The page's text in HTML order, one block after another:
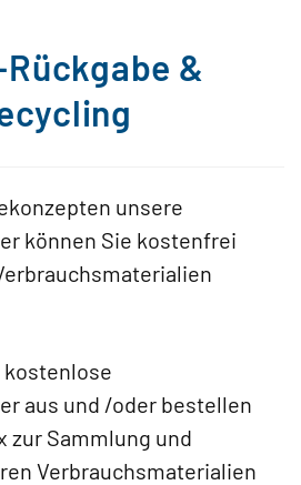
&
unsere
können Sie kostenfrei
kostenlose
aus und /oder bestellen
zur Sammlung und
Verbrauchsmaterialien